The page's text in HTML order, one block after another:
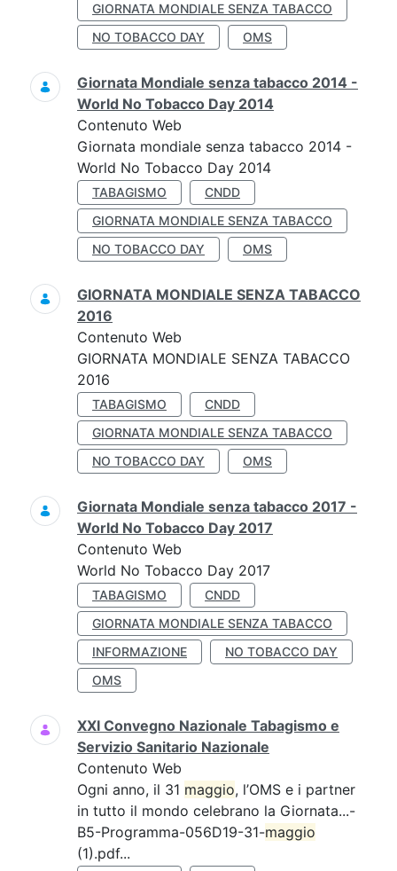
GIORNATA MONDIALE SENZA TABACCO
NO TOBACCO DAY
OMS
Giornata Mondiale senza tabacco 2014 -
World No Tobacco Day 2014
Contenuto Web
Giornata mondiale senza tabacco 2014 -
World No Tobacco Day 2014
TABAGISMO
CNDD
GIORNATA MONDIALE SENZA TABACCO
NO TOBACCO DAY
OMS
GIORNATA MONDIALE SENZA TABACCO
2016
Contenuto Web
GIORNATA MONDIALE SENZA TABACCO
2016
TABAGISMO
CNDD
GIORNATA MONDIALE SENZA TABACCO
NO TOBACCO DAY
OMS
Giornata Mondiale senza tabacco 2017 -
World No Tobacco Day 2017
Contenuto Web
World No Tobacco Day 2017
TABAGISMO
CNDD
GIORNATA MONDIALE SENZA TABACCO
INFORMAZIONE
NO TOBACCO DAY
OMS
XXI Convegno Nazionale Tabagismo e
Servizio Sanitario Nazionale
Contenuto Web
Ogni anno, il 31 maggio, l’OMS e i partner
in tutto il mondo celebrano la Giornata...-
B5-Programma-056D19-31-maggio
(1).pdf...